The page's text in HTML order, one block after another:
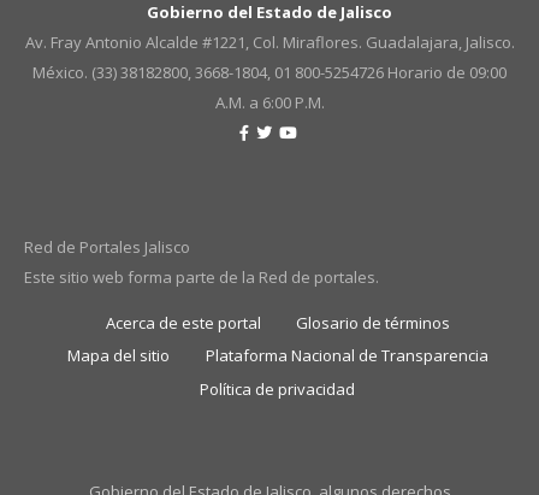
Gobierno del Estado de Jalisco
Av. Fray Antonio Alcalde #1221, Col. Miraflores. Guadalajara, Jalisco.
México. (33) 38182800, 3668-1804, 01 800-5254726 Horario de 09:00
A.M. a 6:00 P.M.
Red de Portales Jalisco
Este sitio web forma parte de la Red de portales.
Acerca de este portal
Glosario de términos
Mapa del sitio
Plataforma Nacional de Transparencia
Política de privacidad